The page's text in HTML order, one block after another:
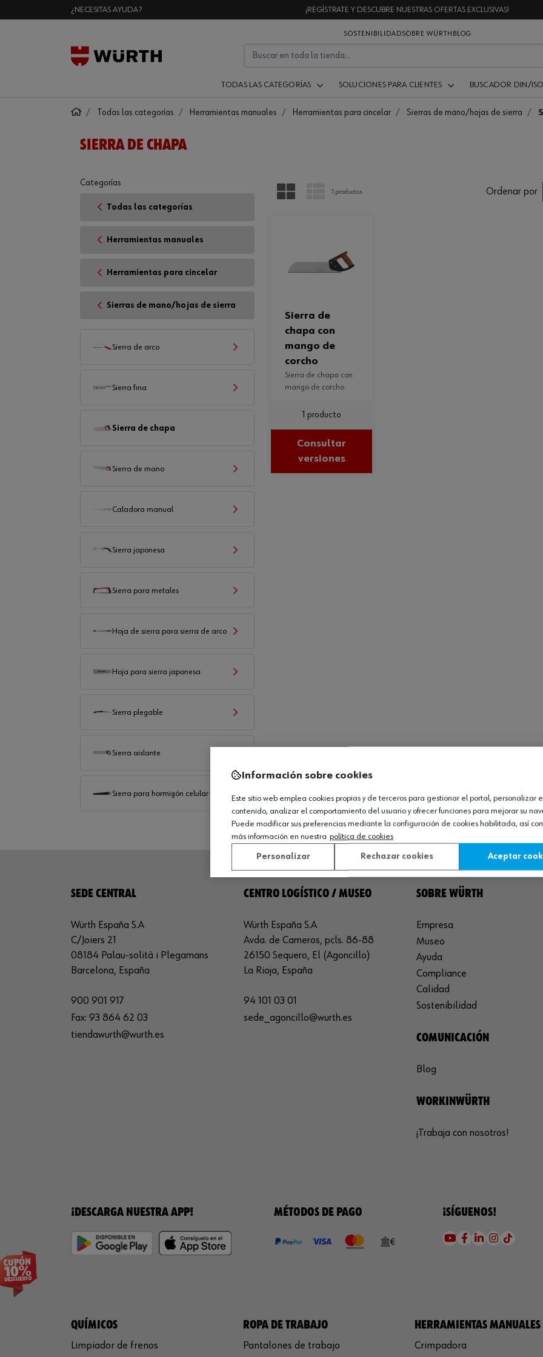
¿NECESITAS AYUDA? ¡REGÍSTRATE Y DESCUBRE NUESTRAS OFERTAS EXCLUSIVAS!
SOSTENIBILIDADSOBRE WÜRTH BLOG
TODAS LAS CATEGORÍAS SOLUCIONES PARA CLIENTES BUSCADOR DIN/ISO
Todas las categorías Herramientas manuales Herramientas para cincelar Sierras de mano/hojas de sierra
SIERRA DE CHAPA
PARRILLA LISTA
1 productos Ordenar por
sierra de
chapa con
mango de
corcho
sierra de chapa con
mango de corcho
1 producto
Consultar
versiones
Categorías
Todas las categorías
Herramientas manuales
Herramientas para cincelar
Sierras de mano/hojas de sierra
Sierra de arco
Sierra fina
Sierra de chapa
Sierra de mano
Caladora manual
Sierra japonesa
Sierra para metales
Hoja de sierra para sierra de arco
Hoja para sierra japonesa
Sierra plegable
Sierra aislante
Sierra para hormigón celular
SEDE CENTRAL
Würth España S.A
C/Joiers 21
08184 Palau-solità i Plegamans
Barcelona, España
900 901 917
Fax: 93 864 62 03
tiendawurth@wurth.es
CENTRO LOGÍSTICO / MUSEO
Würth España S.A
Avda. de Cameros, pcls. 86-88
26150 Sequero, El (Agoncillo)
La Rioja, España
94 101 03 01
sede_agoncillo@wurth.es
SOBRE WÜRTH
Empresa
Museo
Ayuda
Compliance
Calidad
Sostenibilidad
COMUNICACIÓN
Blog
WORKINWÜRTH
¡Trabaja con nosotros!
¡DESCARGA NUESTRA APP! MÉTODOS DE PAGO ¡SÍGUENOS!
QUÍMICOS
Limpiador de frenos
ROPA DE TRABAJO
Pantalones de trabajo
HERRAMIENTAS MANUALES
Crimpadora
Información sobre cookies
Este sitio web emplea cookies propias y de terceros para gestionar el portal, personalizar
contenido, analizar el comportamiento del usuario y ofrecer funciones para mejorar su
Puede modificar sus preferencias mediante la configuración de cookies habilitada, así
más información en nuestra política de cookies
Personalizar Rechazar cookies Aceptar